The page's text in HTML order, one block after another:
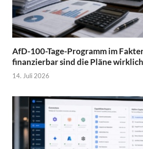
AfD-100-Tage-Programm im
finanzierbar sind die Pläne
14. Juli 2026